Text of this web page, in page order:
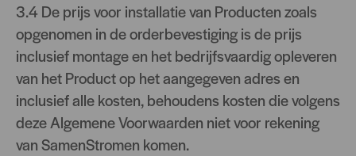
3.4 De prijs voor installatie van Producten zoals
opgenomen in de orderbevestiging is de prijs
inclusief montage en het bedrijfsvaardig opleveren
van het Product op het aangegeven adres en
inclusief alle kosten, behoudens kosten die volgens
deze Algemene Voorwaarden niet voor rekening
van SamenStromen komen.